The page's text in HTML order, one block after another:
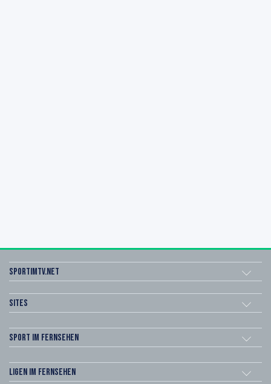
sportimtv.net
Sites
Sport im Fernsehen
Ligen im Fernsehen